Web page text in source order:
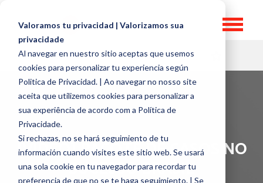
Valoramos tu privacidad | Valorizamos sua
privacidade
Al navegar en nuestro sitio aceptas que usemos
cookies para personalizar tu experiencia según
Politica de Privacidad. | Ao navegar no nosso site
aceita que utilizemos cookies para personalizar a
sua experiência de acordo com a Política de
Privacidade.
Si rechazas, no se hará seguimiento de tu
información cuando visites este sitio web. Se usará
una sola cookie en tu navegador para recordar tu
preferencia de que no se te haga seguimiento. | Se
HR TOPICS
[VIDEO] PACOTE DE CASOS NO
SUCESSO BRASIL